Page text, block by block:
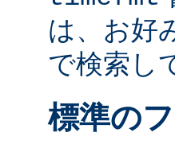
は、お好
で検索し
標準の